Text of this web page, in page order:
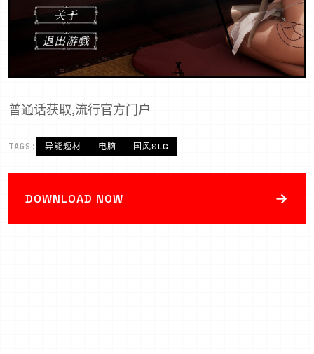
普通话获取,流行官方门户
TAGS: 异能题材 电脑 国风SLG
DOWNLOAD NOW →